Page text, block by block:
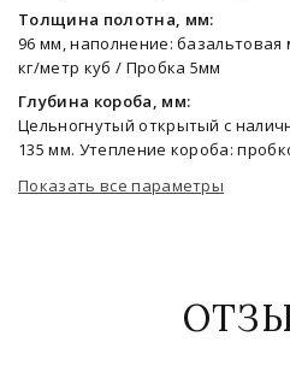
Толщина полотна, мм:
96 мм, наполнение: базальтовая
кг/метр куб / Пробка 5мм
Глубина короба, мм:
Цельногнутый открытый с
135 мм. Утепление короба:
Показать все параметры